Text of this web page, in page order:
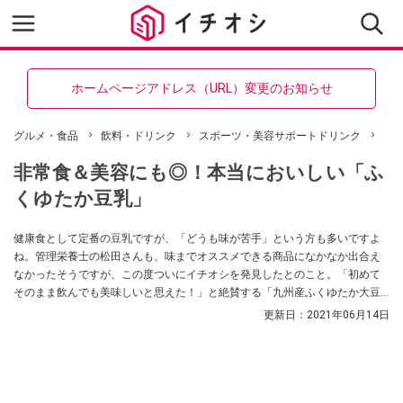
ホームページアドレス（URL）変更のお知らせ
グルメ・食品 飲料・ドリンク スポーツ・美容サポートドリンク
非常食＆美容にも◎！本当においしい「ふ
くゆたか豆乳」
健康食として定番の豆乳ですが、「どうも味が苦手」という方も多いですよ
ね。管理栄養士の松田さんも、味までオススメできる商品になかなか出合え
なかったそうですが、この度ついにイチオシを発見したとのこと。「初めて
そのまま飲んでも美味しいと思えた！」と絶賛する「九州産ふくゆたか大豆
成分【無】調整豆乳」を紹介してくれました。非常食としても使えるそうで
更新日： 2021年06月14日